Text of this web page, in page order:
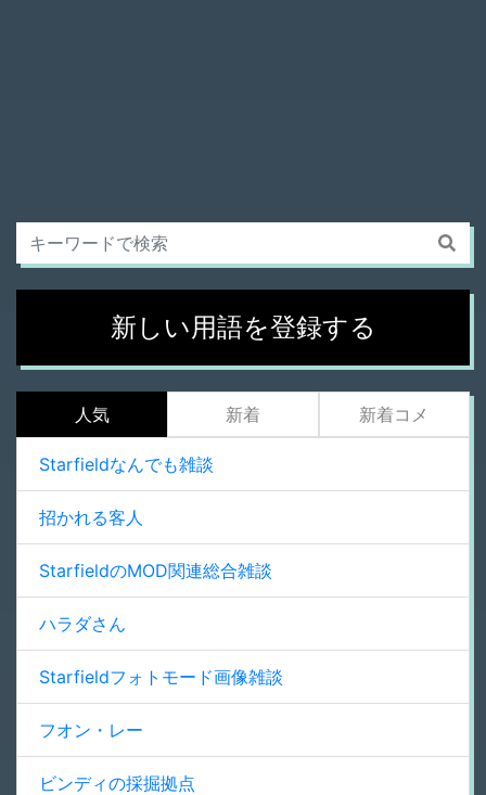
新しい用語を登録する
人気 新着 新着コメ
Starfieldなんでも雑談
招かれる客人
StarfieldのMOD関連総合雑談
ハラダさん
Starfieldフォトモード画像雑談
フオン・レー
ビンディの採掘拠点